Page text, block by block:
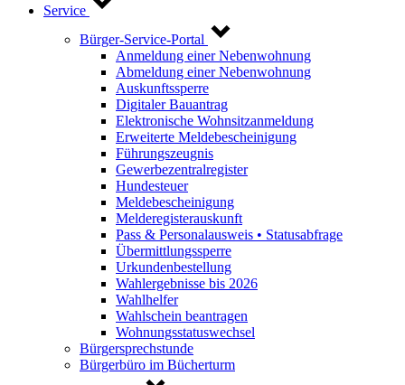
Service
Bürger-Service-Portal
Anmeldung einer Nebenwohnung
Abmeldung einer Nebenwohnung
Auskunftssperre
Digitaler Bauantrag
Elektronische Wohnsitzanmeldung
Erweiterte Meldebescheinigung
Führungszeugnis
Gewerbezentralregister
Hundesteuer
Meldebescheinigung
Melderegisterauskunft
Pass & Personalausweis • Statusabfrage
Übermittlungssperre
Urkundenbestellung
Wahlergebnisse bis 2026
Wahlhelfer
Wahlschein beantragen
Wohnungsstatuswechsel
Bürgersprechstunde
Bürgerbüro im Bücherturm